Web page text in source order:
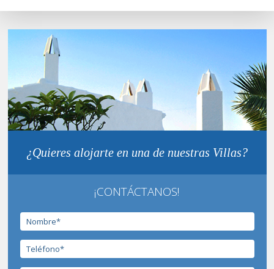
¿Quieres alojarte en una de nuestras Villas?
¡CONTÁCTANOS!